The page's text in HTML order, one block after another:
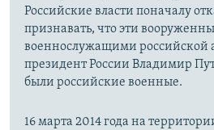
Российские власти поначалу
признавать, что эти
военнослужащими российской
президент России Владимир
были российские военные.
16 марта 2014 года на